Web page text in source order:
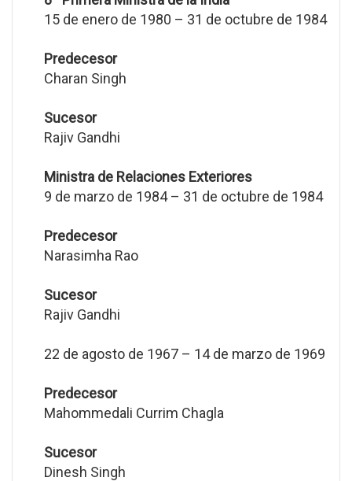
15 de enero de 1980 – 31 de octubre de 1984
Predecesor
Charan Singh
Sucesor
Rajiv Gandhi
Ministra de Relaciones Exteriores
9 de marzo de 1984 – 31 de octubre de 1984
Predecesor
Narasimha Rao
Sucesor
Rajiv Gandhi
22 de agosto de 1967 – 14 de marzo de 1969
Predecesor
Mahommedali Currim Chagla
Sucesor
Dinesh Singh